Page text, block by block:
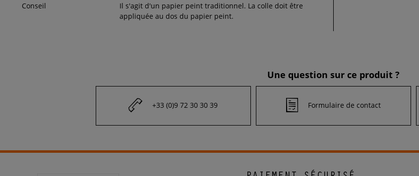
Conseil
Il s'agit d'un papier peint traditionnel. La colle doit être
appliquée au dos du papier peint.
Une question sur ce produit ?
+33 (0)9 72 30 30 39 Formulaire de contact